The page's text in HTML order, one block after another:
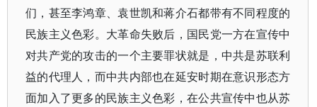
们，甚至李鸿章、袁世凯和蒋介石都带有不同程度的
民族主义色彩。大革命失败后，国民党一方在宣传中
对共产党的攻击的一个主要罪状就是，中共是苏联利
益的代理人，而中共内部也在延安时期在意识形态方
面加入了更多的民族主义色彩，在公共宣传中也从苏